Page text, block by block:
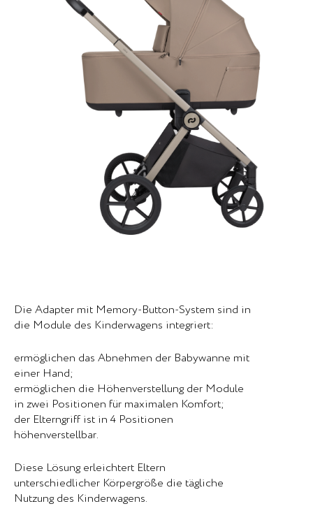
Die Adapter mit Memory-Button-System sind in
die Module des Kinderwagens integriert:
ermöglichen das Abnehmen der Babywanne mit
einer Hand;
ermöglichen die Höhenverstellung der Module
in zwei Positionen für maximalen Komfort;
der Elterngriff ist in 4 Positionen
höhenverstellbar.
Diese Lösung erleichtert Eltern
unterschiedlicher Körpergröße die tägliche
Nutzung des Kinderwagens.